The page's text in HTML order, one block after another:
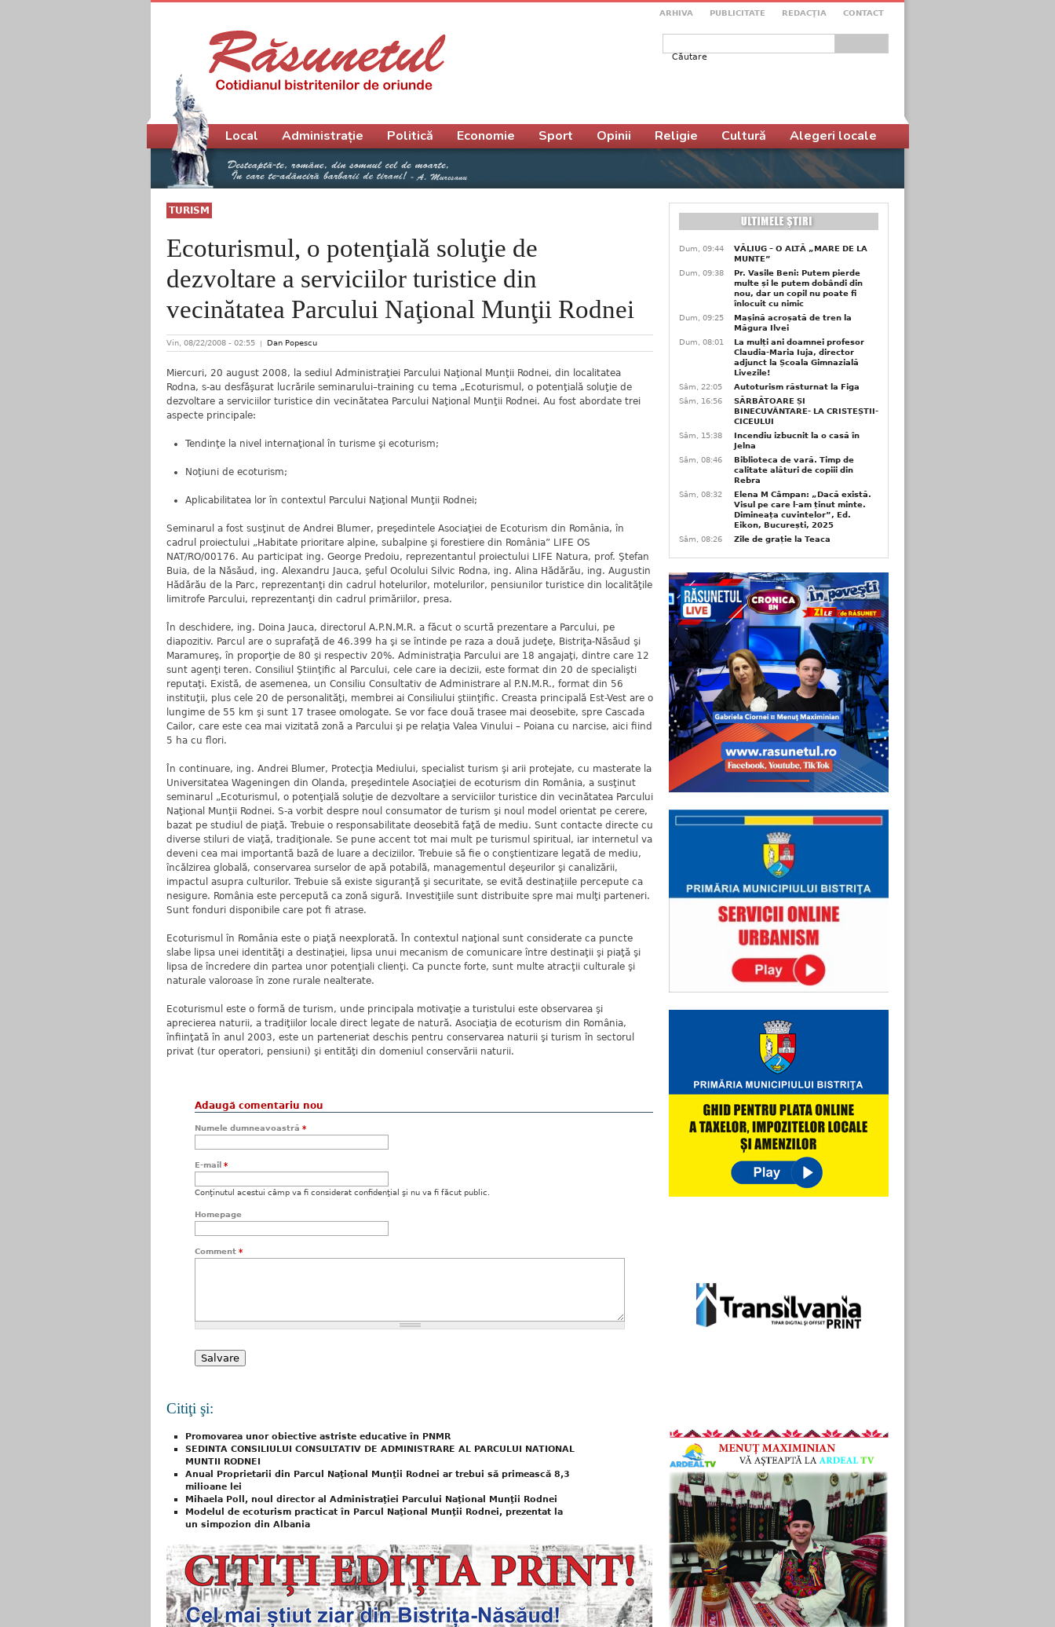
ARHIVA PUBLICITATE REDACŢIA CONTACT
Formular de căutare
TURISM
Ecoturismul, o potenţială soluţie de
dezvoltare a serviciilor turistice din
vecinătatea Parcului Naţional Munţii Rodnei
Vin, 08/22/2008 - 02:55 Dan Popescu
Miercuri, 20 august 2008, la sediul Administraţiei Parcului Naţional Munţii Rodnei, din localitatea
Rodna, s-au desfăşurat lucrările seminarului–training cu tema „Ecoturismul, o potenţială soluţie de
dezvoltare a serviciilor turistice din vecinătatea Parcului Naţional Munţii Rodnei. Au fost abordate trei
aspecte principale:
Tendinţe la nivel internaţional în turisme şi ecoturism;
Noţiuni de ecoturism;
Aplicabilitatea lor în contextul Parcului Naţional Munţii Rodnei;
Seminarul a fost susţinut de Andrei Blumer, preşedintele Asociaţiei de Ecoturism din România, în
cadrul proiectului „Habitate prioritare alpine, subalpine şi forestiere din România” LIFE OS
NAT/RO/00176. Au participat ing. George Predoiu, reprezentantul proiectului LIFE Natura, prof. Ştefan
Buia, de la Năsăud, ing. Alexandru Jauca, şeful Ocolului Silvic Rodna, ing. Alina Hădărău, ing. Augustin
Hădărău de la Parc, reprezentanţi din cadrul hotelurilor, motelurilor, pensiunilor turistice din localităţile
limitrofe Parcului, reprezentanţi din cadrul primăriilor, presa.
În deschidere, ing. Doina Jauca, directorul A.P.N.M.R. a făcut o scurtă prezentare a Parcului, pe
diapozitiv. Parcul are o suprafaţă de 46.399 ha şi se întinde pe raza a două judeţe, Bistriţa-Năsăud şi
Maramureş, în proporţie de 80 şi respectiv 20%. Administraţia Parcului are 18 angajaţi, dintre care 12
sunt agenţi teren. Consiliul Ştiinţific al Parcului, cele care ia decizii, este format din 20 de specialişti
reputaţi. Există, de asemenea, un Consiliu Consultativ de Administrare al P.N.M.R., format din 56
instituţii, plus cele 20 de personalităţi, membrei ai Consiliului ştiinţific. Creasta principală Est-Vest are o
lungime de 55 km şi sunt 17 trasee omologate. Se vor face două trasee mai deosebite, spre Cascada
Cailor, care este cea mai vizitată zonă a Parcului şi pe relaţia Valea Vinului – Poiana cu narcise, aici fiind
5 ha cu flori.
În continuare, ing. Andrei Blumer, Protecţia Mediului, specialist turism şi arii protejate, cu masterate la
Universitatea Wageningen din Olanda, preşedintele Asociaţiei de ecoturism din România, a susţinut
seminarul „Ecoturismul, o potenţială soluţie de dezvoltare a serviciilor turistice din vecinătatea Parcului
Naţional Munţii Rodnei. S-a vorbit despre noul consumator de turism şi noul model orientat pe cerere,
bazat pe studiul de piaţă. Trebuie o responsabilitate deosebită faţă de mediu. Sunt contacte directe cu
diverse stiluri de viaţă, tradiţionale. Se pune accent tot mai mult pe turismul spiritual, iar internetul va
deveni cea mai importantă bază de luare a deciziilor. Trebuie să fie o conştientizare legată de mediu,
încălzirea globală, conservarea surselor de apă potabilă, managementul deşeurilor şi canalizării,
impactul asupra culturilor. Trebuie să existe siguranţă şi securitate, se evită destinaţiile percepute ca
nesigure. România este percepută ca zonă sigură. Investiţiile sunt distribuite spre mai mulţi parteneri.
Sunt fonduri disponibile care pot fi atrase.
Ecoturismul în România este o piaţă neexplorată. În contextul naţional sunt considerate ca puncte
slabe lipsa unei identităţi a destinaţiei, lipsa unui mecanism de comunicare între destinaţii şi piaţă şi
lipsa de încredere din partea unor potenţiali clienţi. Ca puncte forte, sunt multe atracţii culturale şi
naturale valoroase în zone rurale nealterate.
Ecoturismul este o formă de turism, unde principala motivaţie a turistului este observarea şi
aprecierea naturii, a tradiţiilor locale direct legate de natură. Asociaţia de ecoturism din România,
înfiinţată în anul 2003, este un parteneriat deschis pentru conservarea naturii şi turism în sectorul
privat (tur operatori, pensiuni) şi entităţi din domeniul conservării naturii.
Adaugă comentariu nou
Numele dumneavoastră *
E-mail *
Conţinutul acestui câmp va fi considerat confidenţial şi nu va fi făcut public.
Homepage
Comment *
Citiţi şi:
Promovarea unor obiective astriste educative în PNMR
SEDINTA CONSILIULUI CONSULTATIV DE ADMINISTRARE AL PARCULUI NATIONAL
MUNTII RODNEI
Anual Proprietarii din Parcul Naţional Munţii Rodnei ar trebui să primească 8,3
milioane lei
Mihaela Poll, noul director al Administraţiei Parcului Naţional Munţii Rodnei
Modelul de ecoturism practicat în Parcul Naţional Munţii Rodnei, prezentat la
un simpozion din Albania
Meniu principal
Local Administrație Politică Economie Sport Opinii Religie Cultură Alegeri locale
Dum, 09:44
VĂLIUG – O ALTĂ „MARE DE LA
MUNTE”
Dum, 09:38
Pr. Vasile Beni: Putem pierde
multe și le putem dobândi din
nou, dar un copil nu poate fi
înlocuit cu nimic
Dum, 09:25
Mașină acroșată de tren la
Măgura Ilvei
Dum, 08:01
La mulți ani doamnei profesor
Claudia-Maria Iuja, director
adjunct la Școala Gimnazială
Livezile!
Sâm, 22:05
Autoturism răsturnat la Figa
Sâm, 16:56
SĂRBĂTOARE ȘI
BINECUVÂNTARE- LA CRISTEȘTII-
CICEULUI
Sâm, 15:38
Incendiu izbucnit la o casă în
Jelna
Sâm, 08:46
Biblioteca de vară. Timp de
calitate alături de copiii din
Rebra
Sâm, 08:32
Elena M Câmpan: „Dacă există.
Visul pe care l-am ținut minte.
Dimineața cuvintelor”, Ed.
Eikon, București, 2025
Sâm, 08:26
Zile de grație la Teaca